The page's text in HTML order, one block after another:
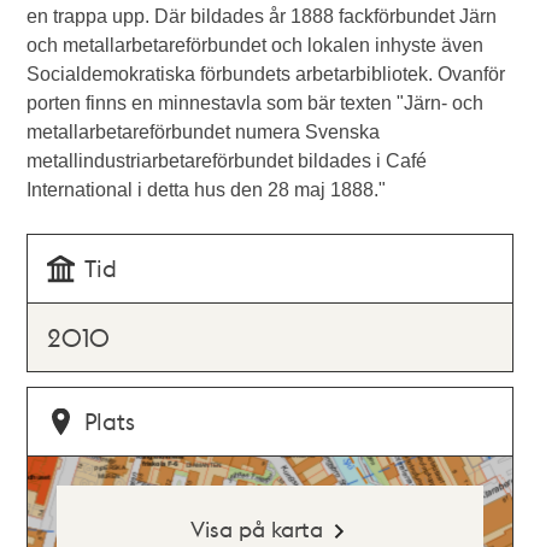
en trappa upp. Där bildades år 1888 fackförbundet Järn
och metallarbetareförbundet och lokalen inhyste även
Socialdemokratiska förbundets arbetarbibliotek. Ovanför
porten finns en minnestavla som bär texten "Järn- och
metallarbetareförbundet numera Svenska
metallindustriarbetareförbundet bildades i Café
International i detta hus den 28 maj 1888."
Tid
2010
Plats
Visa på karta